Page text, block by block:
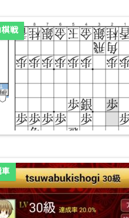
棋戦
車